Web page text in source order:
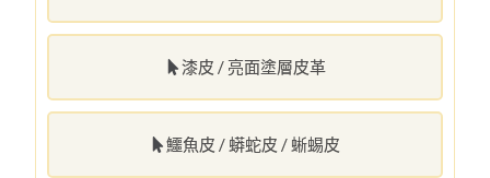
漆皮 / 亮面塗層皮革
鱷魚皮 / 蟒蛇皮 / 蜥蜴皮